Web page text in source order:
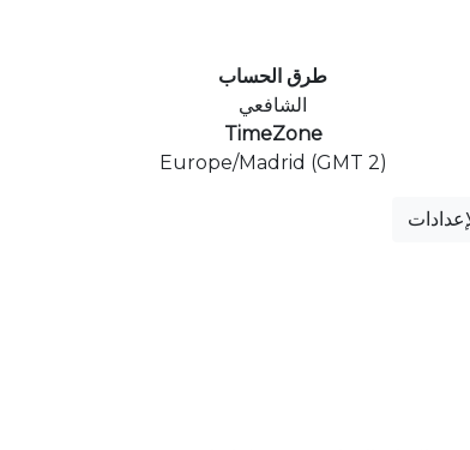
طرق الحساب
الشافعي
TimeZone
Europe/Madrid (GMT 2)